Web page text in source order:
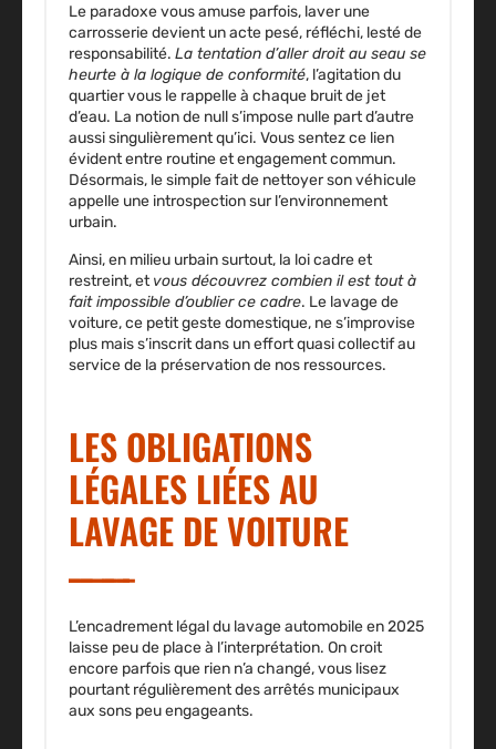
Le paradoxe vous amuse parfois, laver une
carrosserie devient un acte pesé, réfléchi, lesté de
responsabilité. La tentation d’aller droit au seau se
heurte à la logique de conformité, l’agitation du
quartier vous le rappelle à chaque bruit de jet
d’eau. La notion de null s’impose nulle part d’autre
aussi singulièrement qu’ici. Vous sentez ce lien
évident entre routine et engagement commun.
Désormais, le simple fait de nettoyer son véhicule
appelle une introspection sur l’environnement
urbain.
Ainsi, en milieu urbain surtout, la loi cadre et
restreint, etvous découvrez combien il est tout à
fait impossible d’oublier ce cadre. Le lavage de
voiture, ce petit geste domestique, ne s’improvise
plus mais s’inscrit dans un effort quasi collectif au
service de la préservation de nos ressources.
LES OBLIGATIONS
LÉGALES LIÉES AU
LAVAGE DE VOITURE
L’encadrement légal du lavage automobile en 2025
laisse peu de place à l’interprétation. On croit
encore parfois que rien n’a changé, vous lisez
pourtant régulièrement des arrêtés municipaux
aux sons peu engageants.